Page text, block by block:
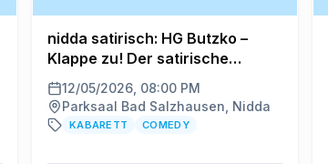
nidda satirisch: HG Butzko –
Klappe zu! Der satirische
Jahresrückblick
12/05/2026, 08:00 PM
Parksaal Bad Salzhausen, Nidda
KABARETT COMEDY